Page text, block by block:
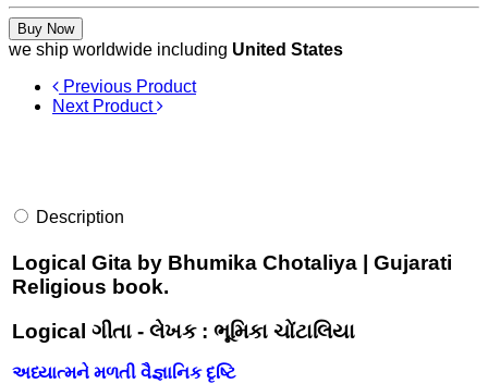
Buy Now
we ship worldwide including United States
Previous Product
Next Product
Description
Logical Gita by Bhumika Chotaliya | Gujarati
Religious book.
Logical ગીતા - લેખક : ભૂમિકા ચોંટાલિયા
અધ્યાત્મને મળતી વૈજ્ઞાનિક દૃષ્ટિ